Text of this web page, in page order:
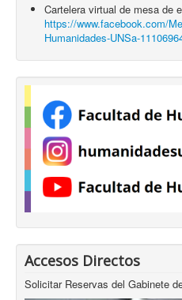
Cartelera virtual de mesa de
https://www.facebook.com/
Humanidades-UNSa-
Accesos Directos
Solicitar Reservas del Gabinete